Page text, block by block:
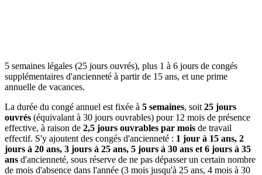
5 semaines légales (25 jours ouvrés), plus 1 à 6 jours de congés
supplémentaires d'ancienneté à partir de 15 ans, et une prime
annuelle de vacances.
La durée du congé annuel est fixée à 5 semaines, soit 25 jours
ouvrés (équivalant à 30 jours ouvrables) pour 12 mois de présence
effective, à raison de 2,5 jours ouvrables par mois de travail
effectif. S'y ajoutent des congés d'ancienneté : 1 jour à 15 ans, 2
jours à 20 ans, 3 jours à 25 ans, 5 jours à 30 ans et 6 jours à 35
ans d'ancienneté, sous réserve de ne pas dépasser un certain nombre
de mois d'absence dans l'année (3 mois jusqu'à 25 ans, 4 mois à 30